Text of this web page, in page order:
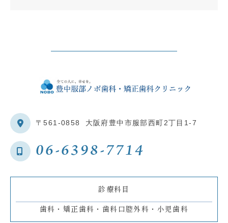
〒561-0858 大阪府豊中市服部西町2丁目1-7
06-6398-7714
診療科目
歯科・矯正歯科・歯科口腔外科・小児歯科